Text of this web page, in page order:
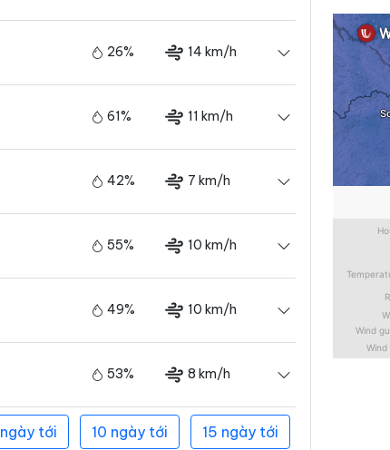
26% 14 km/h
61% 11 km/h
42% 7 km/h
55% 10 km/h
49% 10 km/h
53% 8 km/h
tới 10 ngày tới 15 ngày tới